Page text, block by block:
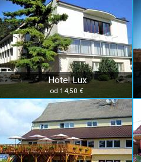
Hotel Lux
od 14,50 €